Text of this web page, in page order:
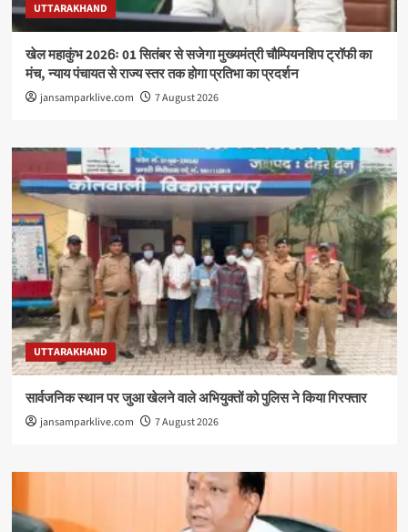
UTTARAKHAND
खेल महाकुंभ 2026ः 01 सितंबर से सजेगा मुख्यमंत्री चौम्पियनशिप ट्रॉफी का
मंच, न्याय पंचायत से राज्य स्तर तक होगा प्रतिभा का प्रदर्शन
jansamparklive.com 7 August 2026
UTTARAKHAND
सार्वजनिक स्थान पर जुआ खेलने वाले अभियुक्तों को पुलिस ने किया गिरफ्तार
jansamparklive.com 7 August 2026